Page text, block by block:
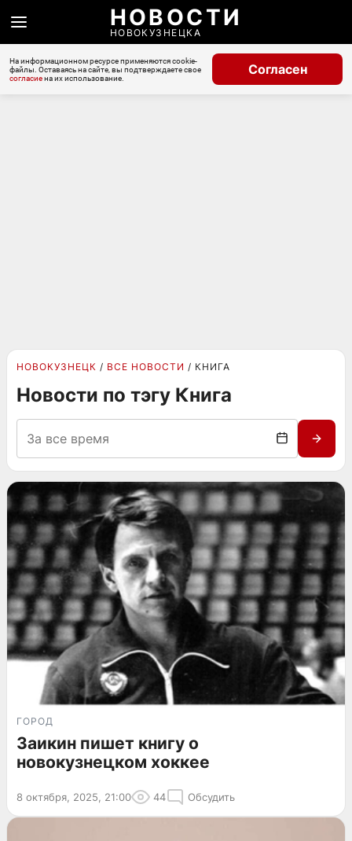
НОВОСТИ
НОВОКУЗНЕЦКА
На информационном ресурсе применяются cookie-
файлы. Оставаясь на сайте, вы подтверждаете свое
согласиена их использование.
Согласен
НОВОКУЗНЕЦК ВСЕ НОВОСТИ КНИГА
Новости по тэгу Книга
ГОРОД
Заикин пишет книгу о
новокузнецком хоккее
8 октября, 2025, 21:00 44 Обсудить